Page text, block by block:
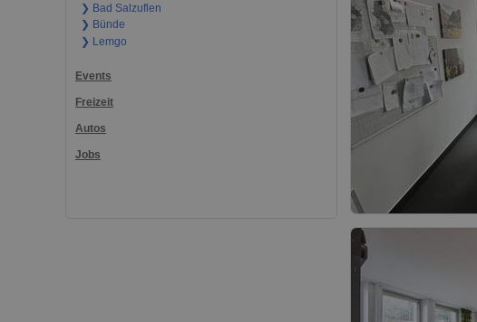
❯ Bad Salzuflen
❯ Bünde
❯ Lemgo
Events
Freizeit
Autos
Jobs